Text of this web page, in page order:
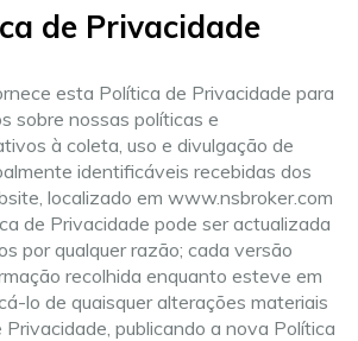
de Privacidade
esta Política de Privacidade para
sobre nossas políticas e
à coleta, uso e divulgação de
identificáveis recebidas dos
localizado em www.nsbroker.com
de Privacidade pode ser actualizada
por qualquer razão; cada versão
recolhida enquanto esteve em
lo de quaisquer alterações materiais
publicando a nova Política